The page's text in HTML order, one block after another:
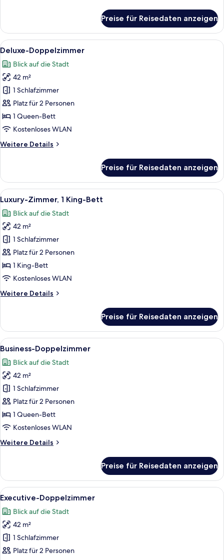
Triple
Room
Preise für Reisedaten anzeigen
Alle
Fotos
für
Deluxe-
Doppelzimmer
anzeigen
Ein Hotelzimmer mit einem großen
6
Deluxe-Doppelzimmer
Blick auf die Stadt
42 m²
1 Schlafzimmer
Platz für 2 Personen
1 Queen-Bett
Kostenloses WLAN
Weitere Details
Weitere
Doppelzimmer
Preise für Reisedaten anzeigen
Alle
Fotos
für
Luxury-
Zimmer,
1 King-
Bett
anzeigen
Ein modernes Hotelzimmer mit
7
Luxury-Zimmer, 1 King-Bett
Blick auf die Stadt
42 m²
1 Schlafzimmer
Platz für 2 Personen
1 King-Bett
Kostenloses WLAN
Weitere Details
Weitere
Zimmer,
1 King-
Bett
Preise für Reisedaten anzeigen
Alle
Fotos
für
Business-
Doppelzimmer
anzeigen
Ein Hotelzimmer mit einem großen
6
Business-Doppelzimmer
Blick auf die Stadt
42 m²
1 Schlafzimmer
Platz für 2 Personen
1 Queen-Bett
Kostenloses WLAN
Weitere Details
Weitere
Doppelzimmer
Preise für Reisedaten anzeigen
Alle
Fotos
für
Executive-
Doppelzimmer
anzeigen
Ein Hotelzimmer mit einem großen
8
Executive-Doppelzimmer
Blick auf die Stadt
42 m²
1 Schlafzimmer
Platz für 2 Personen